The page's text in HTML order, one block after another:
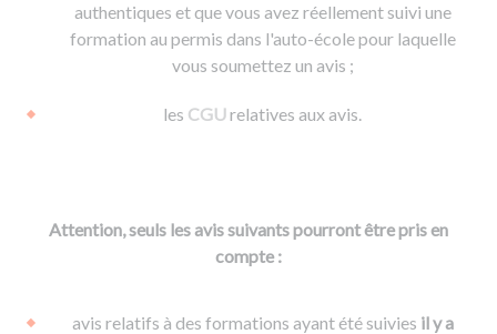
authentiques et que vous avez réellement suivi une
formation au permis dans l'auto-école pour laquelle
vous soumettez un avis ;
les CGUrelatives aux avis.
Attention, seuls les avis suivants pourront être pris en
compte :
avis relatifs à des formations ayant été suivies il y a